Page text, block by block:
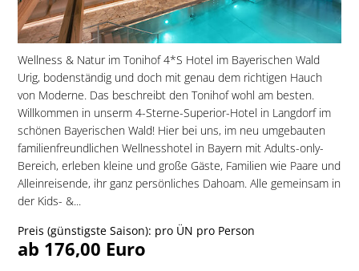
Wellness & Natur im Tonihof 4*S Hotel im Bayerischen Wald
Urig, bodenständig und doch mit genau dem richtigen Hauch
von Moderne. Das beschreibt den Tonihof wohl am besten.
Willkommen in unserm 4-Sterne-Superior-Hotel in Langdorf im
schönen Bayerischen Wald! Hier bei uns, im neu umgebauten
familien­freundlichen Wellnesshotel in Bayern mit Adults-only-
Bereich, erleben kleine und große Gäste, Familien wie Paare und
Alleinreisende, ihr ganz persönliches Dahoam. Alle gemeinsam in
der Kids- &...
Preis (günstigste Saison): pro ÜN pro Person
ab 176,00 Euro